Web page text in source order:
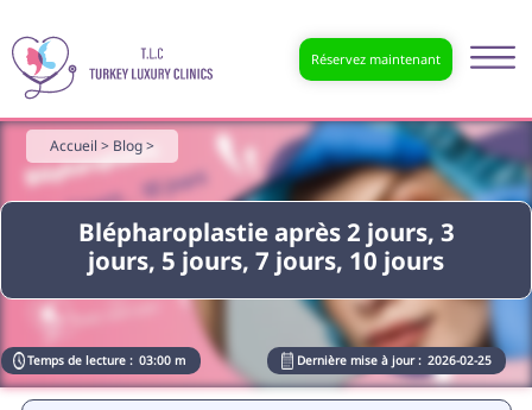
Réservez maintenant
Blépharoplastie après 2 jours, 3
jours, 5 jours, 7 jours, 10 jours
Accueil > Blog >
Temps de lecture : 03:00 m Dernière mise à jour : 2026-02-25